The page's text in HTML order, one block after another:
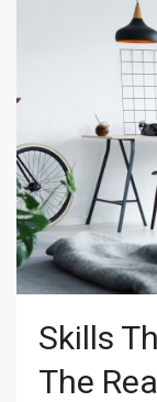
Skills
The